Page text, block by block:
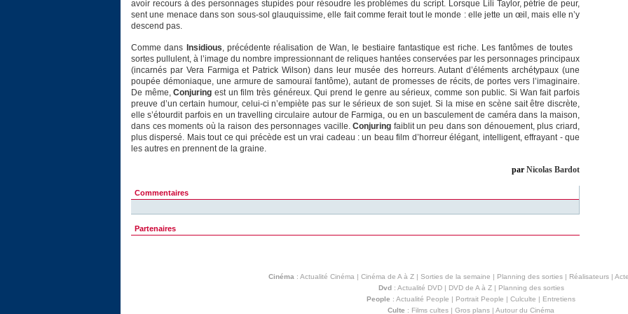
avoir recours à des personnages stupides pour résoudre les problèmes du script. Lorsque Lili Taylor, pétrie de peur,
sent une menace dans son sous-sol glauquissime, elle fait comme ferait tout le monde : elle jette un œil, mais elle n’y
descend pas.
Comme dans Insidious, précédente réalisation de Wan, le bestiaire fantastique est riche. Les fantômes de toutes
sortes pullulent, à l’image du nombre impressionnant de reliques hantées conservées par les personnages principaux
(incarnés par Vera Farmiga et Patrick Wilson) dans leur musée des horreurs. Autant d’éléments archétypaux (une
poupée démoniaque, une armure de samouraï fantôme), autant de promesses de récits, de portes vers l’imaginaire.
De même,Conjuring est un film très généreux. Qui prend le genre au sérieux, comme son public. Si Wan fait parfois
preuve d’un certain humour, celui-ci n’empiète pas sur le sérieux de son sujet. Si la mise en scène sait être discrète,
elle s’étourdit parfois en un travelling circulaire autour de Farmiga, ou en un basculement de caméra dans la maison,
dans ces moments où la raison des personnages vacille.Conjuring faiblit un peu dans son dénouement, plus criard,
plus dispersé. Mais tout ce qui précède est un vrai cadeau : un beau film d’horreur élégant, intelligent, effrayant - que
les autres en prennent de la graine.
par Nicolas Bardot
Commentaires
Partenaires
Cinéma : Actualité Cinéma | Cinéma de A à Z| Sorties de la semaine | Planning des sorties| Réalisateurs|
Dvd: Actualité DVD| DVD de A à Z| Planning des sorties
People : Actualité People | Portrait People | Culculte | Entretiens
Culte : Films cultes | Gros plans | Autour du Cinéma